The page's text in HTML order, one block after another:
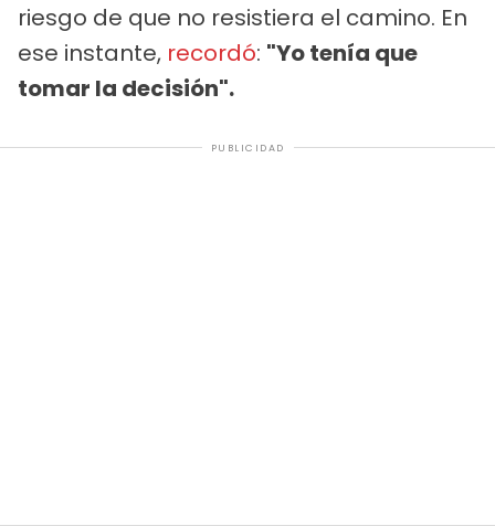
riesgo de que no resistiera el camino. En
ese instante, recordó: "Yo tenía que
tomar la decisión".
PUBLICIDAD